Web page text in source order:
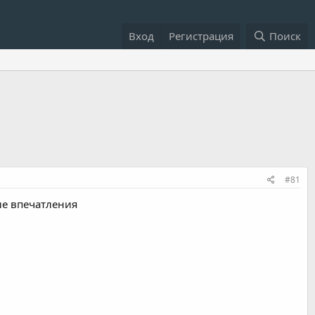
Вход Регистрация Поиск
#81
впечатления